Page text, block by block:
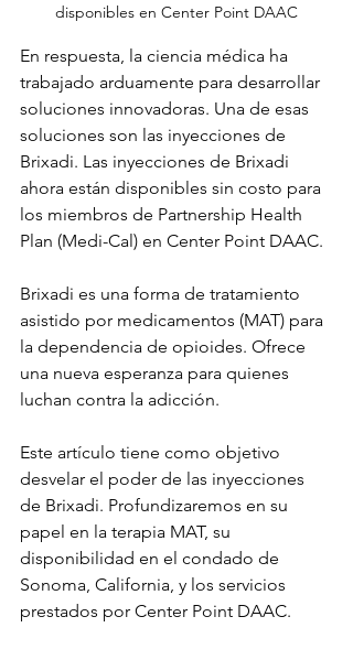
disponibles en Center Point DAAC
En respuesta, la ciencia médica ha
trabajado arduamente para desarrollar
soluciones innovadoras. Una de esas
soluciones son las inyecciones de
Brixadi. Las inyecciones de Brixadi
ahora están disponibles sin costo para
los miembros de Partnership Health
Plan (Medi-Cal) en Center Point DAAC.
Brixadi es una forma de tratamiento
asistido por medicamentos (MAT) para
la dependencia de opioides. Ofrece
una nueva esperanza para quienes
luchan contra la adicción.
Este artículo tiene como objetivo
desvelar el poder de las inyecciones
de Brixadi. Profundizaremos en su
papel en la terapia MAT, su
disponibilidad en el condado de
Sonoma, California, y los servicios
prestados por Center Point DAAC.